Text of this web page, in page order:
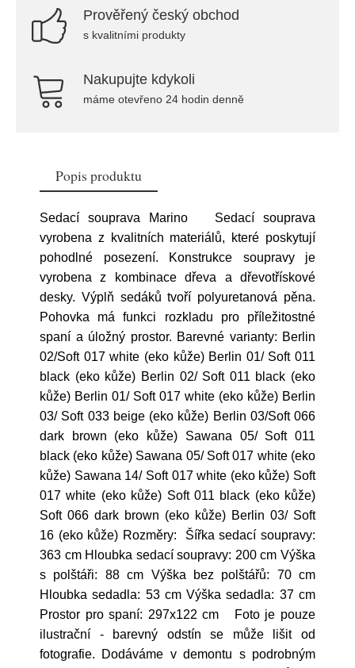
Prověřený český obchod
s kvalitními produkty
Nakupujte kdykoli
máme otevřeno 24 hodin denně
Popis produktu
Sedací souprava Marino Sedací souprava
vyrobena z kvalitních materiálů, které poskytují
pohodlné posezení. Konstrukce soupravy je
vyrobena z kombinace dřeva a dřevotřískové
desky. Výplň sedáků tvoří polyuretanová pěna.
Pohovka má funkci rozkladu pro příležitostné
spaní a úložný prostor. Barevné varianty: Berlin
02/Soft 017 white (eko kůže) Berlin 01/ Soft 011
black (eko kůže) Berlin 02/ Soft 011 black (eko
kůže) Berlin 01/ Soft 017 white (eko kůže) Berlin
03/ Soft 033 beige (eko kůže) Berlin 03/Soft 066
dark brown (eko kůže) Sawana 05/ Soft 011
black (eko kůže) Sawana 05/ Soft 017 white (eko
kůže) Sawana 14/ Soft 017 white (eko kůže) Soft
017 white (eko kůže) Soft 011 black (eko kůže)
Soft 066 dark brown (eko kůže) Berlin 03/ Soft
16 (eko kůže) Rozměry: Šířka sedací soupravy:
363 cm Hloubka sedací soupravy: 200 cm Výška
s polštáři: 88 cm Výška bez polštářů: 70 cm
Hloubka sedadla: 53 cm Výška sedadla: 37 cm
Prostor pro spaní: 297x122 cm Foto je pouze
ilustrační - barevný odstín se může lišit od
fotografie. Dodáváme v demontu s podrobným